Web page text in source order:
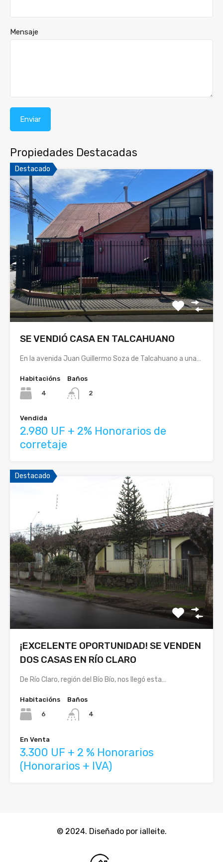
Mensaje
Propiedades Destacadas
Destacado
SE VENDIÓ CASA EN TALCAHUANO
En la avenida Juan Guillermo Soza de Talcahuano a una…
Habitacións
4
Baños
2
Vendida
2.980 UF + 2% Honorarios de
corretaje
Destacado
¡EXCELENTE OPORTUNIDAD! SE VENDEN
DOS CASAS EN RÍO CLARO
De Río Claro, región del Bío Bío, nos llegó esta…
Habitacións
6
Baños
4
En Venta
3.300 UF + 2 % Honorarios
(Honorarios + IVA)
© 2024. Diseñado por ialleite.